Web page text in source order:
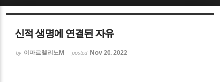
신적 생명에 연결된 자유
by 이마르첼리노M posted Nov 20, 2022
Sketchbook5, 스케치북5
Sketchbook5, 스케치북5